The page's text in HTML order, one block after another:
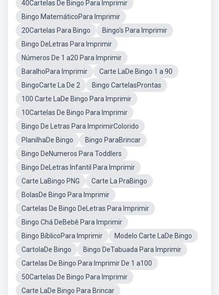
40Cartelas De Bingo Para Imprimir
Bingo MatemáticoPara Imprimir
20Cartelas Para Bingo
Bingo's Para Imprimir
Bingo DeLetras Para Imprimir
Números De 1 a20 Para Imprimir
BaralhoPara Imprimir
Carte LaDe Bingo 1 a 90
BingoCarte La De 2
Bingo CartelasProntas
100 Carte LaDe Bingo Para Imprimir
10Cartelas De Bingo Para Imprimir
Bingo De Letras Para ImprimirColorido
PlanilhaDe Bingo
Bingo ParaBrincar
Bingo DeNumeros Para Toddlers
Bingo DeLetras Infantil Para Imprimir
Carte LaBingo PNG
Carte La PraBingo
BolasDe Bingo Para Imprimir
Cartelas De Bingo DeLetras Para Imprimir
Bingo Chá DeBebê Para Imprimir
Bingo BíblicoPara Imprimir
Modelo Carte LaDe Bingo
CartolaDe Bingo
Bingo DeTabuada Para Imprimir
Cartelas De Bingo Para Imprimir De 1 a100
50Cartelas De Bingo Para Imprimir
Carte LaDe Bingo Para Brincar